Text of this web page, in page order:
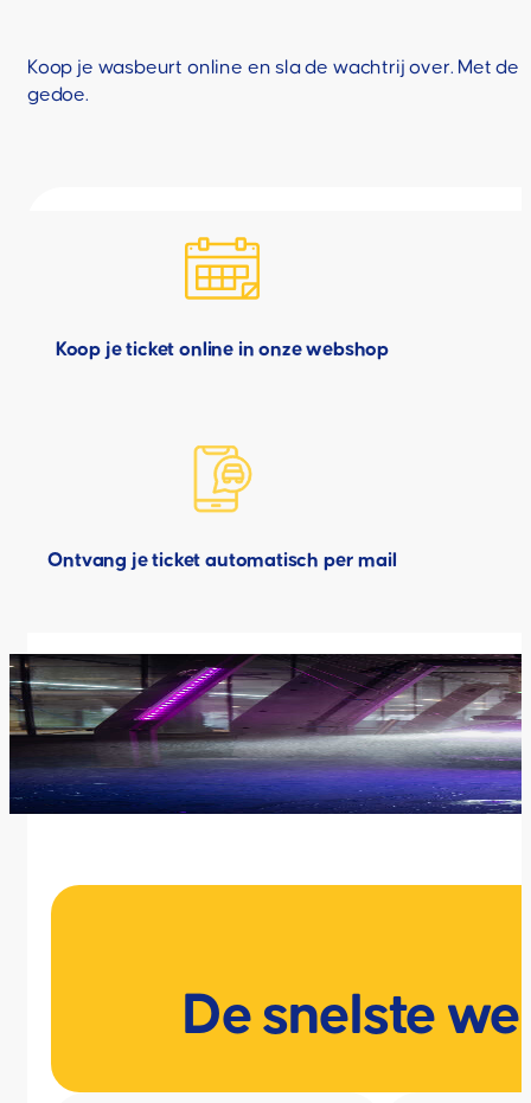
Koop je wasbeurt online en sla de wachtrij over. Met
gedoe.
Koop je ticket online in onze webshop
Ontvang je ticket automatisch per mail
De snelste